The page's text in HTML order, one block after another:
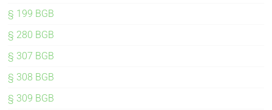
§ 199 BGB
§ 280 BGB
§ 307 BGB
§ 308 BGB
§ 309 BGB